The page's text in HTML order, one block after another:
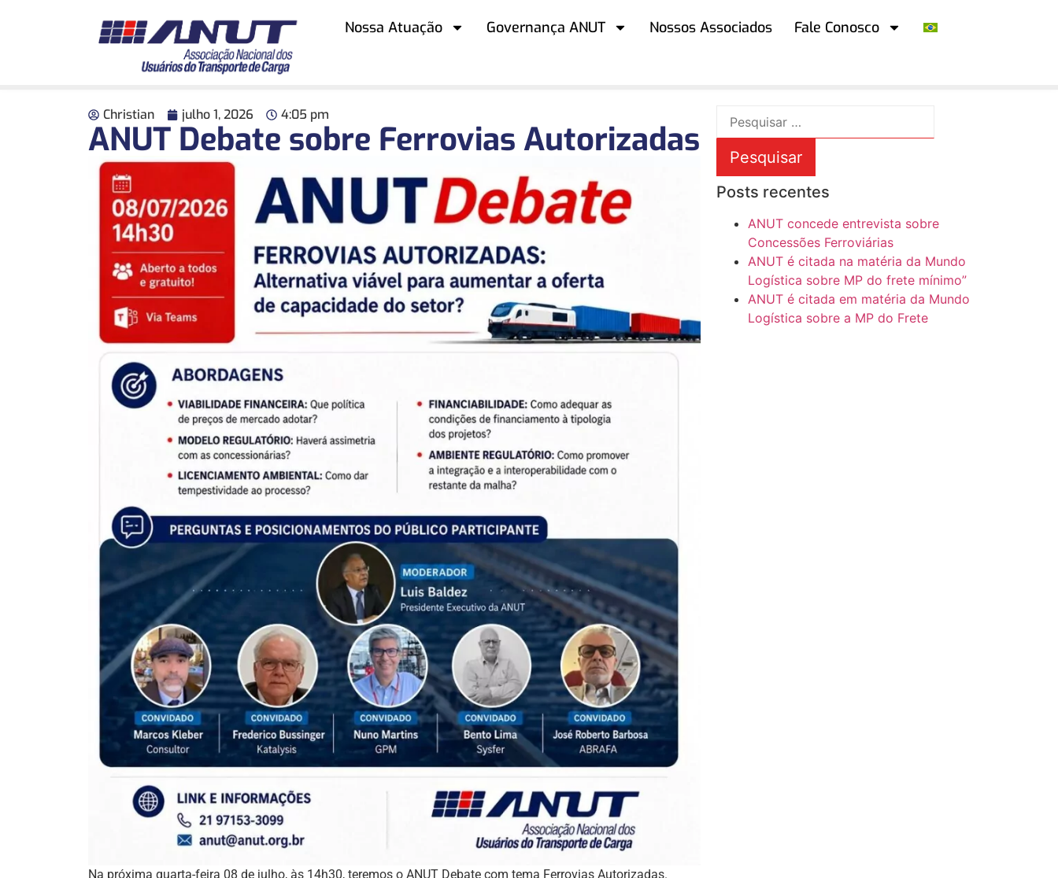
Nossa Atuação Governança ANUT Nossos Associados Fale Conosco
Christian julho 1, 2026 4:05 pm
ANUT Debate sobre Ferrovias Autorizadas
Na próxima quarta-feira 08 de julho, às 14h30, teremos o ANUT Debate com tema Ferrovias Autorizadas.
Posts recentes
ANUT concede entrevista sobre
Concessões Ferroviárias
ANUT é citada na matéria da Mundo
Logística sobre MP do frete mínimo”
ANUT é citada em matéria da Mundo
Logística sobre a MP do Frete